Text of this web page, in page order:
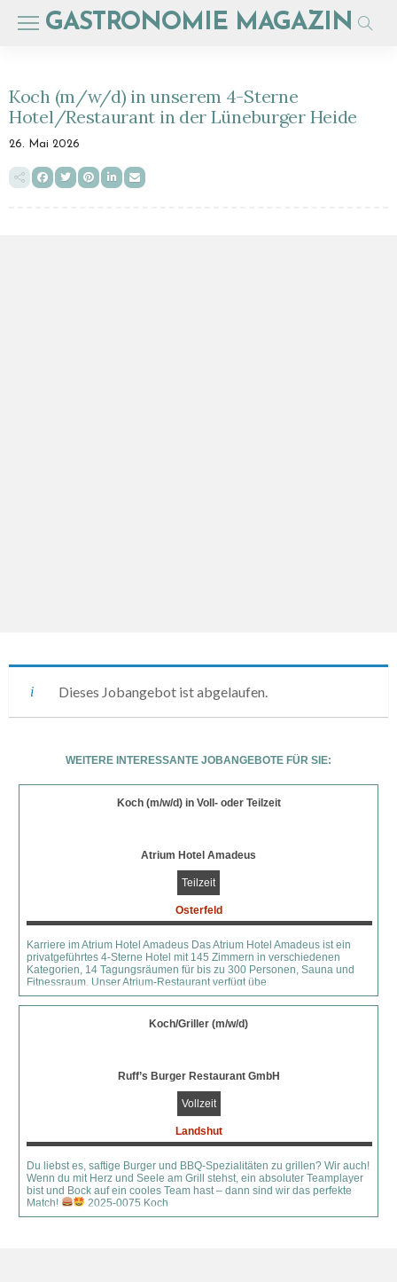
GASTRONOMIE MAGAZIN
Koch (m/w/d) in unserem 4-Sterne
Hotel/Restaurant in der Lüneburger Heide
26. Mai 2026
Dieses Jobangebot ist abgelaufen.
WEITERE INTERESSANTE JOBANGEBOTE FÜR SIE:
Koch (m/w/d) in Voll- oder Teilzeit
Atrium Hotel Amadeus
Teilzeit
Osterfeld
Karriere im Atrium Hotel Amadeus Das Atrium Hotel Amadeus ist ein
privatgeführtes 4-Sterne Hotel mit 145 Zimmern in verschiedenen
Kategorien, 14 Tagungsräumen für bis zu 300 Personen, Sauna und
Fitnessraum. Unser Atrium-Restaurant verfügt übe
Koch/Griller (m/w/d)
Ruff’s Burger Restaurant GmbH
Vollzeit
Landshut
Du liebst es, saftige Burger und BBQ-Spezialitäten zu grillen? Wir auch!
Wenn du mit Herz und Seele am Grill stehst, ein absoluter Teamplayer
bist und Bock auf ein cooles Team hast – dann sind wir das perfekte
Match!
2025-0075 Koch